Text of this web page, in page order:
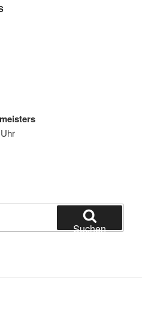
Suchen